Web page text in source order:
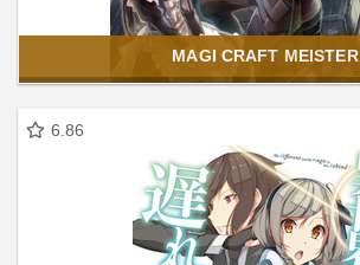
MAGI CRAFT MEISTER
6.86